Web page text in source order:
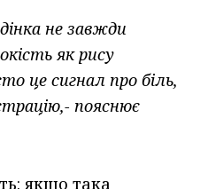
не завжди
як рису
це сигнал про біль,
пояснює
якщо така